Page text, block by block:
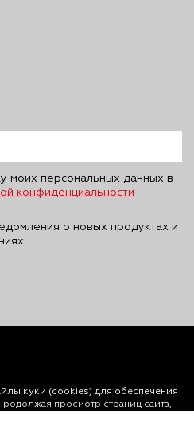
моих персональных данных в
конфиденциальности
о новых продуктах и
куки (cookies) для обеспечения
просмотр страниц сайта,